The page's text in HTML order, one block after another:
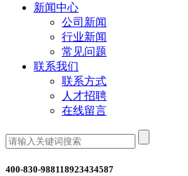
新闻中心
公司新闻
行业新闻
常见问题
联系我们
联系方式
人才招聘
在线留言
400-830-988118923434587